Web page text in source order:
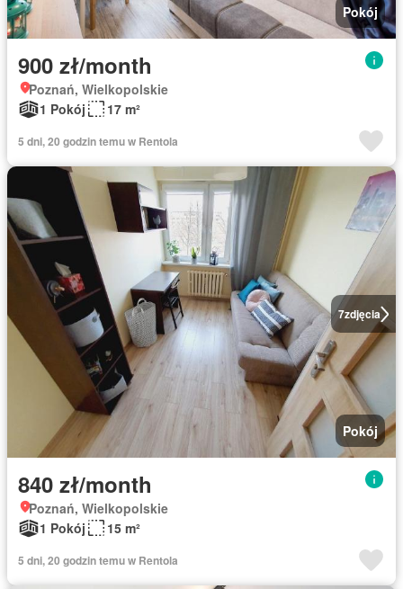
Pokój
900 zł/month
Poznań, Wielkopolskie
1 Pokój
17 m²
5 dni, 20 godzin temu w Rentola
7zdjęcia
Pokój
840 zł/month
Poznań, Wielkopolskie
1 Pokój
15 m²
5 dni, 20 godzin temu w Rentola